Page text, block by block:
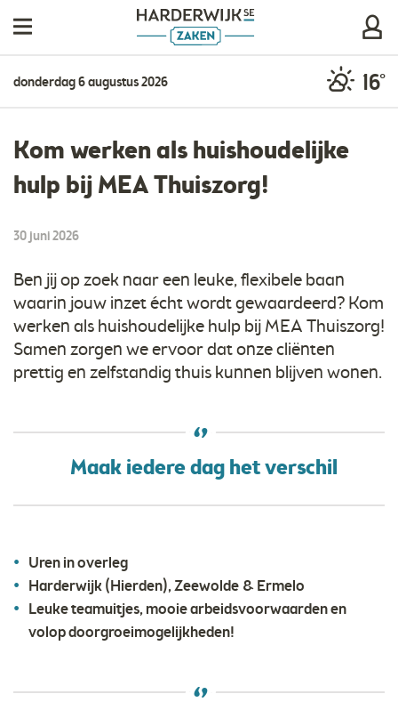
donderdag 6 augustus 2026 16°
Kom werken als huishoudelijke
hulp bij MEA Thuiszorg!
30 juni 2026
Ben jij op zoek naar een leuke, flexibele baan
waarin jouw inzet écht wordt gewaardeerd? Kom
werken als huishoudelijke hulp bij MEA Thuiszorg!
Samen zorgen we ervoor dat onze cliënten
prettig en zelfstandig thuis kunnen blijven wonen.
Maak iedere dag het verschil
Uren in overleg
Harderwijk (Hierden), Zeewolde & Ermelo
Leuke teamuitjes, mooie arbeidsvoorwaarden en
volop doorgroeimogelijkheden!